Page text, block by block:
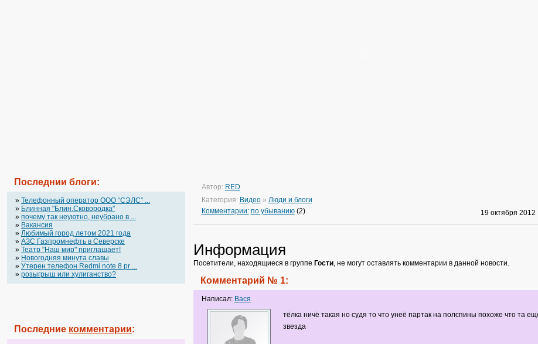
Последнии блоги:
» Телефонный оператор OOO “СЭЛС” ...
» Блинная "Блин.Сковородка"
» почему так неуютно, неубрано в ...
» Вакансия
» Любимый город летом 2021 года
» АЗС Газпромнефть в Северске
» Театр "Наш мир" приглашает!
» Новогодняя минута славы
» Утерен телефон Redmi note 8 pr ...
» розыгрыш или хулиганство?
Последние комментарии:
Автор: RED
Категория: Видео» Люди и блоги
Комментарии: по убыванию(2) 19 октября 2012
Информация
Посетители, находящиеся в группе Гости, не могут оставлять комментарии в данной новости.
Комментарий № 1:
Написал: Вася
тёлка ничё такая но судя то что унеё партак на полспины похоже что та
звезда